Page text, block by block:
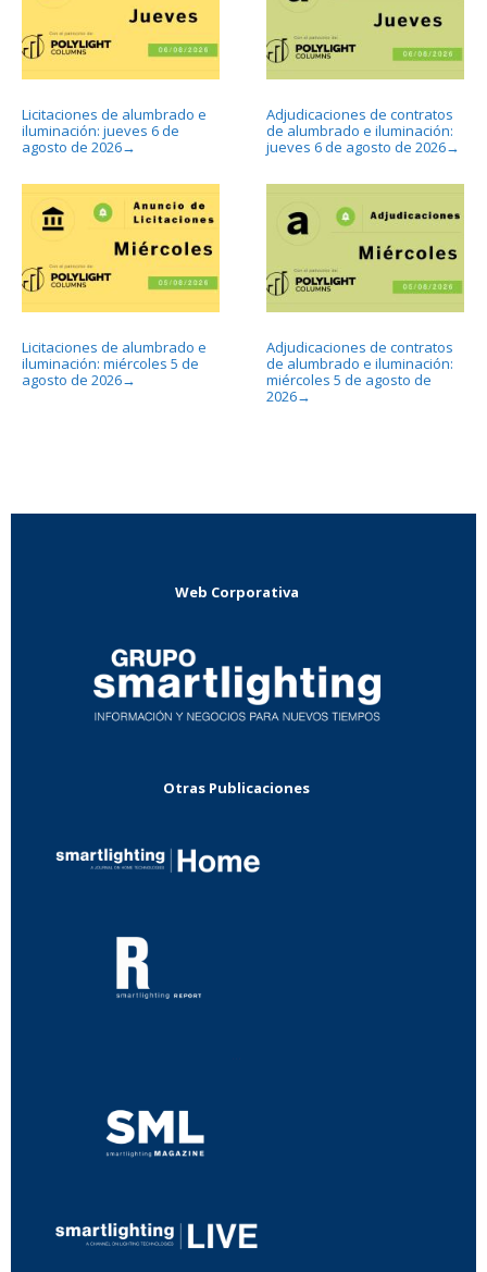
Licitaciones de alumbrado e
iluminación: jueves 6 de
agosto de 2026→
Adjudicaciones de contratos
de alumbrado e iluminación:
jueves 6 de agosto de 2026→
Licitaciones de alumbrado e
iluminación: miércoles 5 de
agosto de 2026→
Adjudicaciones de contratos
de alumbrado e iluminación:
miércoles 5 de agosto de
2026→
Web Corporativa
Otras Publicaciones